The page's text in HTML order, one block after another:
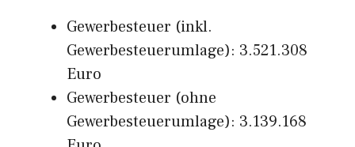
Gewerbesteuer (inkl.
Gewerbesteuerumlage): 3.521.308
Euro
Gewerbesteuer (ohne
Gewerbesteuerumlage): 3.139.168